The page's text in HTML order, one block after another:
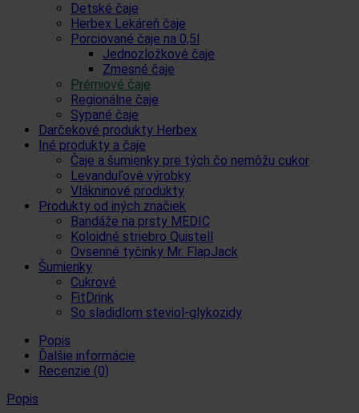
Detské čaje
Herbex Lekáreň čaje
Porciované čaje na 0,5l
Jednozložkové čaje
Zmesné čaje
Prémiové čaje
Regionálne čaje
Sypané čaje
Darčekové produkty Herbex
Iné produkty a čaje
Čaje a šumienky pre tých čo nemôžu cukor
Levanduľové výrobky
Vlákninové produkty
Produkty od iných značiek
Bandáže na prsty MEDIC
Koloidné striebro Quistell
Ovsenné tyčinky Mr. FlapJack
Šumienky
Cukrové
FitDrink
So sladidlom steviol-glykozidy
Popis
Ďalšie informácie
Recenzie (0)
Popis